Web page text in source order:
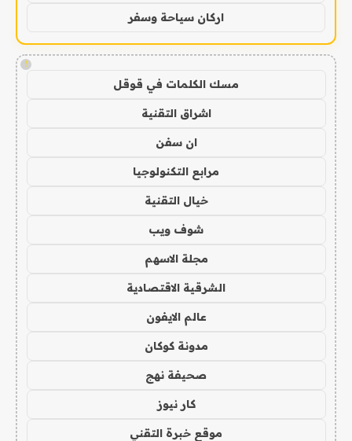
اركان سياحة وسفر
!
مسك الكلمات في قوقل
اشراق التقنية
ان سفن
مرابع التكنولوجيا
خيال التقنية
شوف ويب
مجلة الاسهم
الشرقية الاقتصادية
عالم الايفون
مدونة كوكان
صحيفة نهج
كار نيوز
موقع خبرة التقني